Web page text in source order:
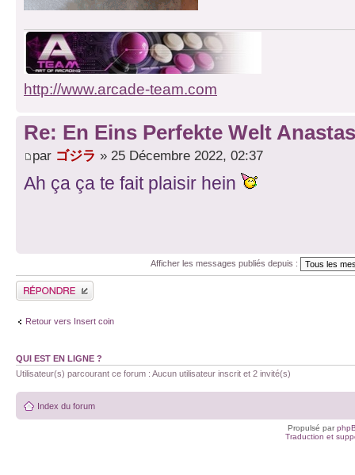
http://www.arcade-team.com
Re: En Eins Perfekte Welt
par ゴジラ » 25 Décembre 2022, 02:37
Ah ça ça te fait plaisir hein
Afficher les messages publiés depuis :
Publier une réponse
Retour vers Insert coin
QUI EST EN LIGNE ?
Utilisateur(s) parcourant ce forum : Aucun utilisateur inscrit et 2 invité(s)
Index du forum
Propulsé par
Traduction et